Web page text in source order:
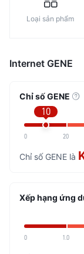
Loại sản phẩm
Internet GENE
Chỉ số GENE
10
0 20
Chỉ số GENE là
Xếp hạng ứng
0 1.0